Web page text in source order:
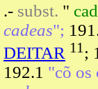
.- subst. "
cadeas";
DEITAR 11 ;
192.1 "cõ os